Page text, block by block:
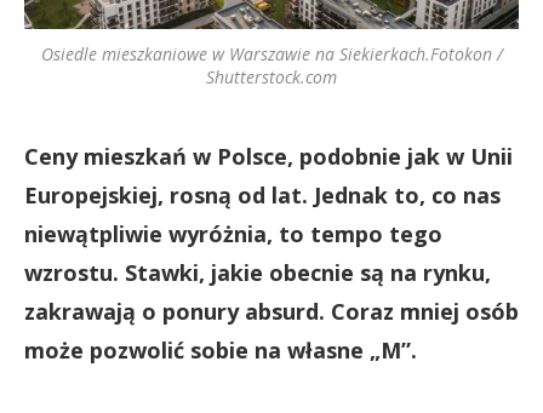
Osiedle mieszkaniowe w Warszawie na Siekierkach.Fotokon /
Shutterstock.com
Ceny mieszkań w Polsce, podobnie jak w Unii
Europejskiej, rosną od lat. Jednak to, co nas
niewątpliwie wyróżnia, to tempo tego
wzrostu. Stawki, jakie obecnie są na rynku,
zakrawają o ponury absurd. Coraz mniej osób
może pozwolić sobie na własne „M”.